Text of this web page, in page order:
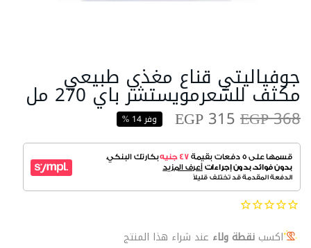
جوفياليتي قناع مغذي طبيعي
مكثف للشعرمويستشر باي 270 مل
EGP 368
EGP 315 وفر 14 %
اكسب نقطة ولاء عند شراء هذا المنتج